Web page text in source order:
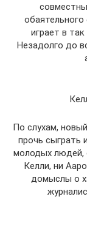
играет в
Незадолго до
По слухам,
прочь сыграть
молодых людей,
Келли, ни
домыслы о